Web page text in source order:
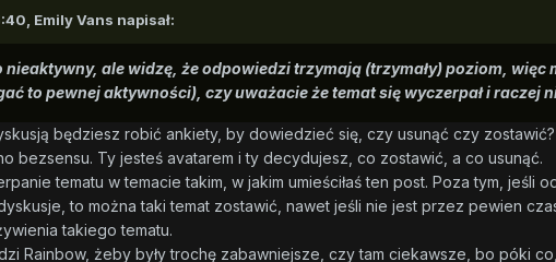
Emily Vans napisał:
nieaktywny, ale widzę, że odpowiedzi trzymają (trzymały) poziom, więc
to pewnej aktywności), czy uważacie że temat się wyczerpał i raczej
będziesz robić ankiety, by dowiedzieć się, czy usunąć czy
bezsensu. Ty jesteś avatarem i ty decydujesz, co zostawić, a co usunąć.
tematu w temacie takim, w jakim umieściłaś ten post. Poza tym, jeśli
to można taki temat zostawić, nawet jeśli nie jest przez pewien
takiego tematu.
Rainbow, żeby były trochę zabawniejsze, czy tam ciekawsze, bo póki